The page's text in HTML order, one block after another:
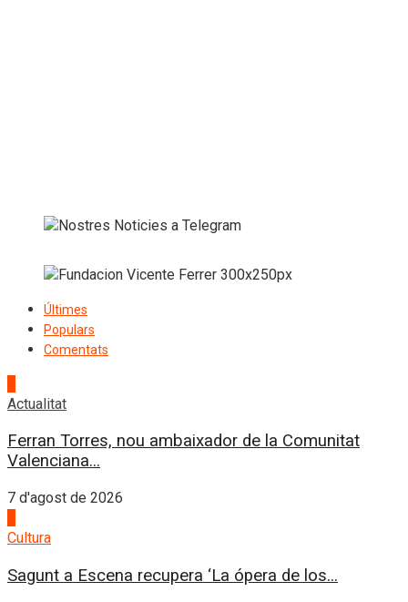
Últimes
Populars
Comentats
Actualitat
Ferran Torres, nou ambaixador de la Comunitat
Valenciana...
7 d'agost de 2026
Cultura
Sagunt a Escena recupera ‘La ópera de los...